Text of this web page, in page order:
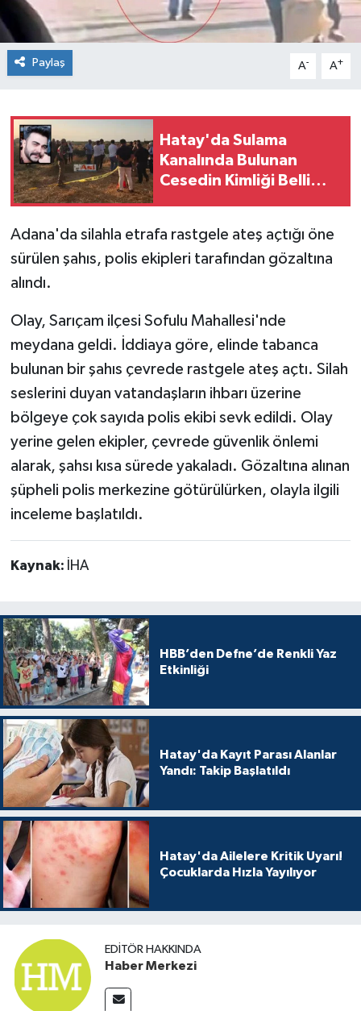
Paylaş A- A+
Hatay'da Sulama
Kanalında Bulunan
Cesedin Kimliği Belli
Adana'da silahla etrafa rastgele ateş açtığı öne
sürülen şahıs, polis ekipleri tarafından gözaltına
alındı.
Olay, Sarıçam ilçesi Sofulu Mahallesi'nde
meydana geldi. İddiaya göre, elinde tabanca
bulunan bir şahıs çevrede rastgele ateş açtı. Silah
seslerini duyan vatandaşların ihbarı üzerine
bölgeye çok sayıda polis ekibi sevk edildi. Olay
yerine gelen ekipler, çevrede güvenlik önlemi
alarak, şahsı kısa sürede yakaladı. Gözaltına alınan
şüpheli polis merkezine götürülürken, olayla ilgili
inceleme başlatıldı.
Kaynak: İHA
HBB’den Defne’de Renkli Yaz
Etkinliği
Hatay'da Kayıt Parası Alanlar
Yandı: Takip Başlatıldı
Hatay'da Ailelere Kritik Uyarı!
Çocuklarda Hızla Yayılıyor
EDITÖR HAKKINDA
Haber Merkezi